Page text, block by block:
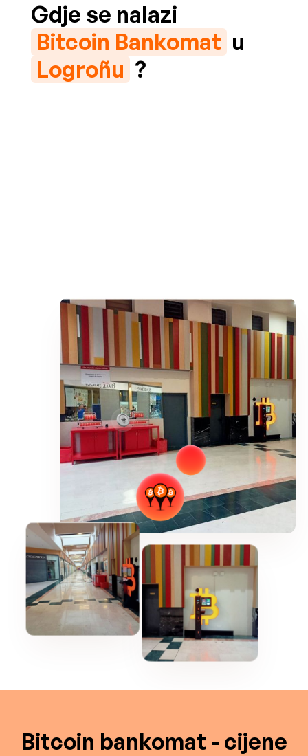
Gdje se nalazi
Bitcoin Bankomat u
Logroñu ?
Bitcoin bankomat - cijene